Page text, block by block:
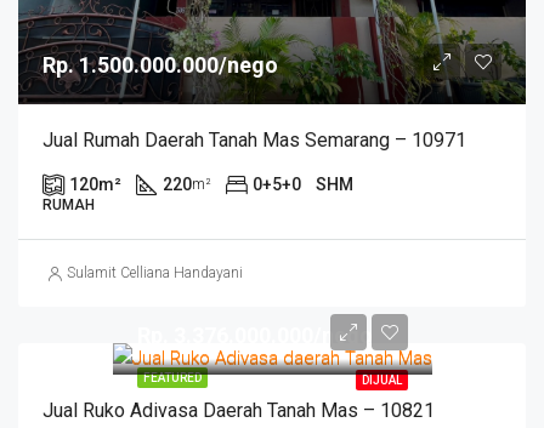
Rp. 1.500.000.000/nego
Jual Rumah Daerah Tanah Mas Semarang – 10971
120m² 220m² 0+5+0 SHM
RUMAH
Sulamit Celliana Handayani
FEATURED DIJUAL
Rp. 3.376.000.000/nego
Jual Ruko Adivasa Daerah Tanah Mas – 10821